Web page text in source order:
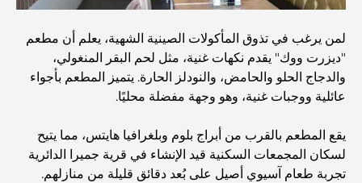
إفطار رمضاني لا يُنسى
المقاهي في منطقة الخليج التجاري: مزيج مثالي من القهوة
والمجتمع
مطاعم دبي الحائزة على نجمة ميشلان: جولة مغامرة لعشاق
الطعام
لمن يرغب في تذوق المأكولات الصينية الشهية، يعلم أن مطعم
"ديزرت ووك" يقدم نكهات غنية، مثل لحم البقر المنغولي،
والدجاج الحلو والحامض، والنودلز الحارة. يتميز المطعم بأجواء
عائلية ووجبات غنية، وهو وجهة مفضلة محليًا.
يقع المطعم بالقرب من أبراج بلوم وبلغرافيا هايتس، مما يتيح
لسكان المجمعات السكنية قيد الإنشاء في قرية جميرا الدائرية
تجربة طعام آسيوي أصيل على بُعد دقائق قليلة من منازلهم.